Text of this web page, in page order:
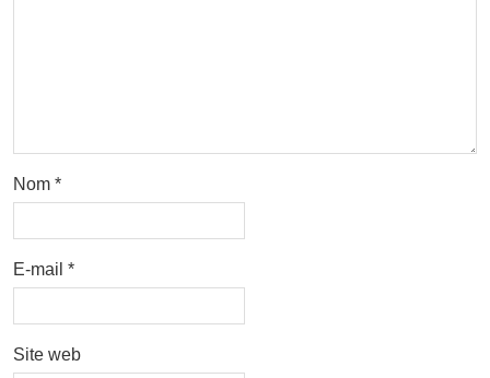
Nom *
E-mail *
Site web